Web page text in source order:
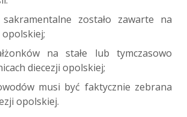
zostało zawarte na
na stałe lub tymczasowo
diecezji opolskiej;
musi być faktycznie zebrana
opolskiej.